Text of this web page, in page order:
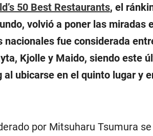
50 Best Restaurants, el
volvió a poner las miradas
nacionales fue considerada
Kjolle y Maido, siendo este
ubicarse en el quinto lugar y
por Mitsuharu Tsumura